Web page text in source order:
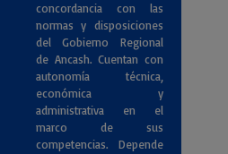
concordancia con las
normas y disposiciones
del Gobierno Regional
de Ancash. Cuentan con
autonomía técnica,
económica y
administrativa en el
marco de sus
competencias. Depende